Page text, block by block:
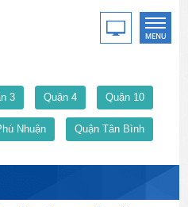
3 Quận 4 Quận 10
Nhuận Quận Tân Bình